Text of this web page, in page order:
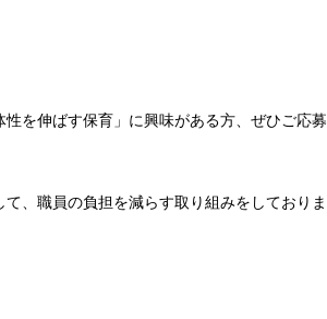
を伸ばす保育」に興味がある方、ぜひご応募
、職員の負担を減らす取り組みをしておりま